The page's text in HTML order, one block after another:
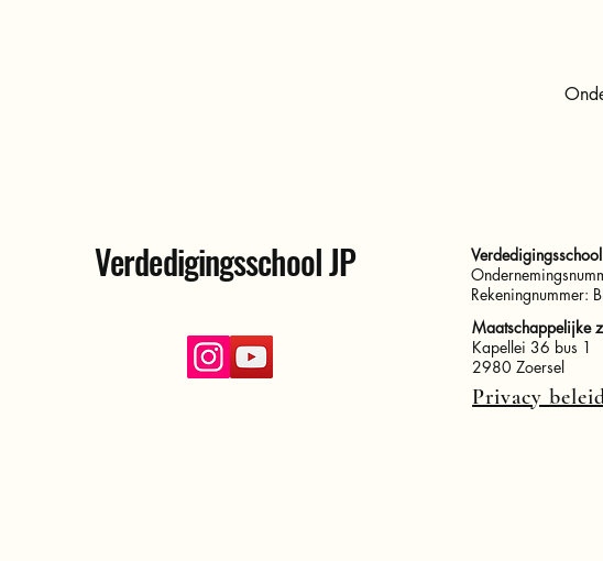
Verdedigingsschool JP
Maatschappelijke
Kapellei 36 bus 1
2980 Zoersel
Privacy